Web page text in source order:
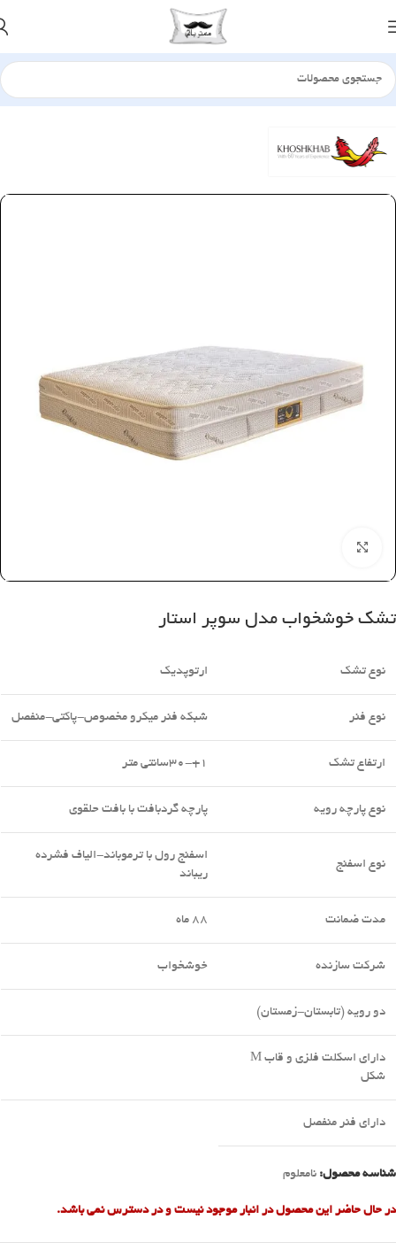
خانه تشک فنر منفصل
تشک خوشخواب مدل سوپر استار
نوع تشک ارتوپدیک
نوع فنر شبکه فنر میکرو مخصوص-پاکتی-منفصل
ارتفاع تشک 1+-30سانتی متر
نوع پارچه رویه پارچه گردبافت با بافت حلقوی
نوع اسفنج
اسفنج رول با ترموباند-الیاف فشرده
ریباند
مدت ضمانت 88 ماه
شرکت سازنده خوشخواب
دو رویه (تابستان-زمستان)
دارای اسکلت فلزی و قاب M
شکل
دارای فنر منفصل
شناسه محصول: نامعلوم
در حال حاضر این محصول در انبار موجود نیست و در دسترس نمی باشد.